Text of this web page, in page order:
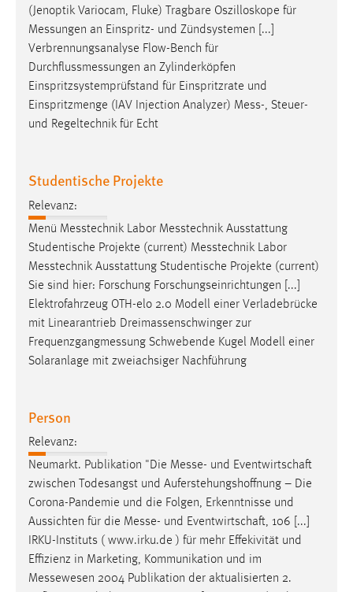
(Jenoptik Variocam, Fluke) Tragbare Oszilloskope für
Messungen an Einspritz- und Zündsystemen [...]
Verbrennungsanalyse Flow-Bench für
Durchflussmessungen an Zylinderköpfen
Einspritzsystemprüfstand für Einspritzrate und
Einspritzmenge (IAV Injection Analyzer) Mess-, Steuer-
und Regeltechnik für Echt
Studentische Projekte
Relevanz:
Menü Messtechnik Labor Messtechnik Ausstattung
Studentische Projekte (current) Messtechnik Labor
Messtechnik Ausstattung Studentische Projekte (current)
Sie sind hier: Forschung Forschungseinrichtungen [...]
Elektrofahrzeug OTH-elo 2.0 Modell einer Verladebrücke
mit Linearantrieb Dreimassenschwinger zur
Frequenzgangmessung Schwebende Kugel Modell einer
Solaranlage mit zweiachsiger Nachführung
Person
Relevanz:
Neumarkt. Publikation "Die Messe- und Eventwirtschaft
zwischen Todesangst und Auferstehungshoffnung – Die
Corona-Pandemie und die Folgen, Erkenntnisse und
Aussichten für die Messe- und Eventwirtschaft, 106 [...]
IRKU-Instituts ( www.irku.de ) für mehr Effekivität und
Effizienz in Marketing, Kommunikation und im
Messewesen 2004 Publikation der aktualisierten 2.